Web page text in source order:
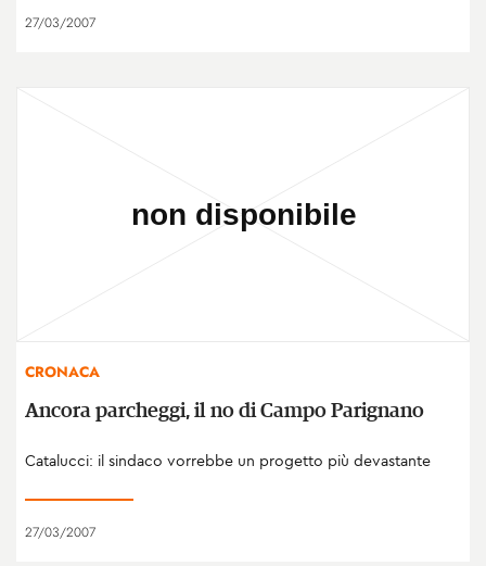
27/03/2007
CRONACA
Ancora parcheggi, il no di Campo Parignano
Catalucci: il sindaco vorrebbe un progetto più devastante
27/03/2007